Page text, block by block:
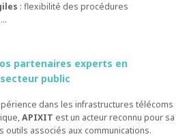
: flexibilité des procédures
partenaires experts en
public
dans les infrastructures télécoms
APIXIT est un acteur reconnu pour sa
associés aux communications.